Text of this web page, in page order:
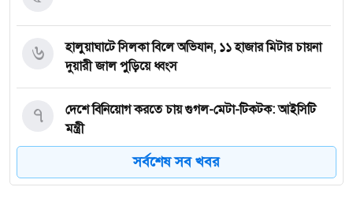
হালুয়াঘাটে সিলকা বিলে অভিযান, ১১ হাজার মিটার চায়না
দুয়ারী জাল পুড়িয়ে ধ্বংস
৬
দেশে বিনিয়োগ করতে চায় গুগল-মেটা-টিকটক: আইসিটি
মন্ত্রী
৭
ক্ষুদ্র নৃগোষ্ঠীর অধিকার নিশ্চিতে সবাইকে ঐক্যবদ্ধভাবে কাজ
৮
সর্বশেষ সব খবর